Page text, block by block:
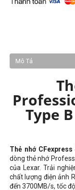
Mô Tả
Type
Thẻ nhớ CFexpress
dòng thẻ nhớ
của Lexar. Trải
chất lượng điện ảnh
đến 3700MB/s, tốc